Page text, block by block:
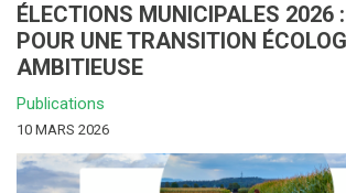
ÉLECTIONS MUNICIPALES 2026
POUR UNE TRANSITION
AMBITIEUSE
Publications
10 MARS 2026